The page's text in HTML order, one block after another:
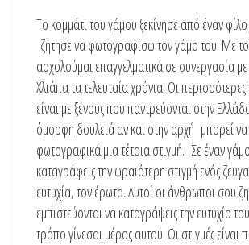
Το κομμάτι του γάμου ξεκίνησε από έναν
ζήτησε να φωτογραφίσω τον γάμο του. Με
ασχολούμαι επαγγελματικά σε συνεργασία
Χλιάπα τα τελευταία χρόνια. Οι
είναι με ξένους που παντρεύονται στην
όμορφη δουλειά αν και στην αρχή μπορεί
φωτογραφικά μια τέτοια στιγμή. Σε έναν
καταγράφεις την ωραιότερη στιγμή ενός
ευτυχία, τον έρωτα. Αυτοί οι άνθρωποι σου
εμπιστεύονται να καταγράψεις την ευτυχία
τρόπο γίνεσαι μέρος αυτού. Οι στιγμές είναι